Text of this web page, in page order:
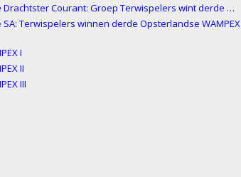
Drachtster Courant: Groep Terwispelers wint derde …
SA: Terwispelers winnen derde Opsterlandse WAMPEX
I
II
III